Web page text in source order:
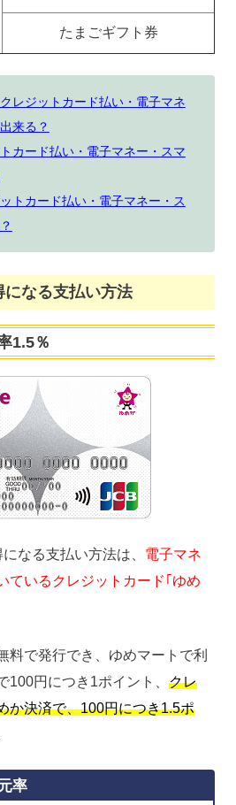
たまごギフト券
レジットカード払い・電子マネ
来る？
カード払い・電子マネー・スマ
トカード払い・電子マネー・ス
なる支払い方法
1.5％
なる支払い方法は、 電子マネ
ているクレジットカード｢ゆめ
料で発行でき、ゆめマートで利
100円につき1ポイント、 クレ
か決済で、100円につき1.5ポ
率